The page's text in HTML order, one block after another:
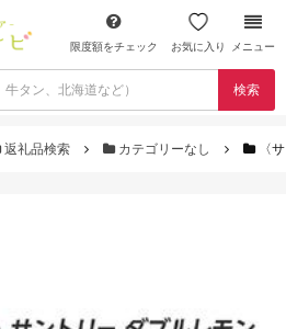
限度額をチェック お気に入り メニュー
検索
返礼品検索 カテゴリーなし 〈